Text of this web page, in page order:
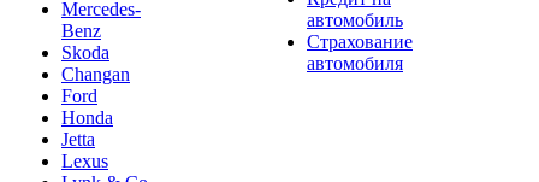
Mercedes-
Benz
Skoda
Changan
Ford
Honda
Jetta
Lexus
автомобиль
Страхование
автомобиля